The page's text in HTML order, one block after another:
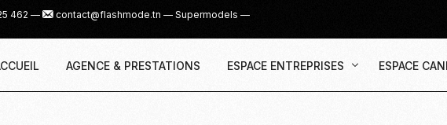
462 — contact@flashmode.tn — Supermodels —
AGENCE & PRESTATIONS ESPACE ENTREPRISES ESPACE